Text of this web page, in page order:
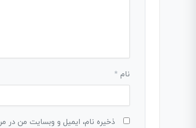
نام *
ذخیره نام، ایمیل و وبسایت من در